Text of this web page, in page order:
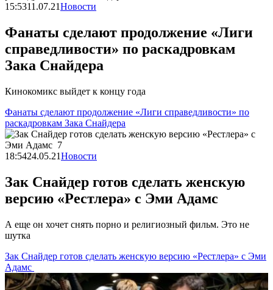
15:5311.07.21Новости
Фанаты сделают продолжение «Лиги
справедливости» по раскадровкам
Зака Снайдера
Кинокомикс выйдет к концу года
Фанаты сделают продолжение «Лиги справедливости» по
раскадровкам Зака Снайдера
18:5424.05.21Новости
Зак Снайдер готов сделать женскую
версию «Рестлера» с Эми Адамс
А еще он хочет снять порно и религиозный фильм. Это не
шутка
Зак Снайдер готов сделать женскую версию «Рестлера» с Эми
Адамс